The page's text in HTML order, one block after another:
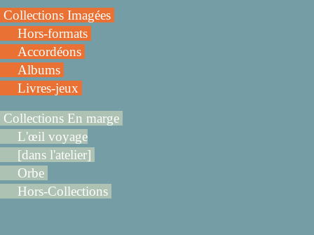
Collections Imagées
Hors-formats
Accordéons
Albums
Livres-jeux
Collections En marge
L'œil voyage
[dans l'atelier]
Orbe
Hors-Collections